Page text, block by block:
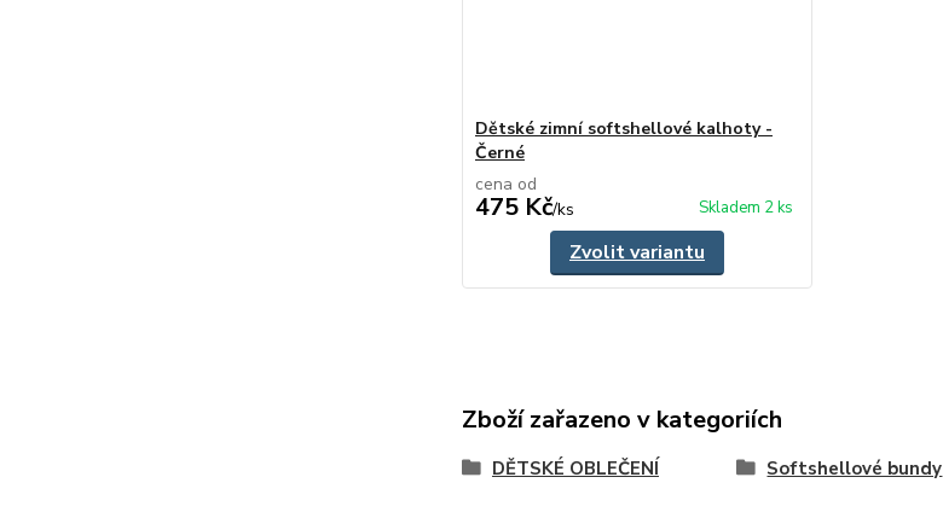
Dětské zimní softshellové kalhoty -
Černé
cena od
475 Kč/ks Skladem 2 ks
Zvolit variantu
Zboží zařazeno v kategoriích
DĚTSKÉ OBLEČENÍ Softshellové bundy